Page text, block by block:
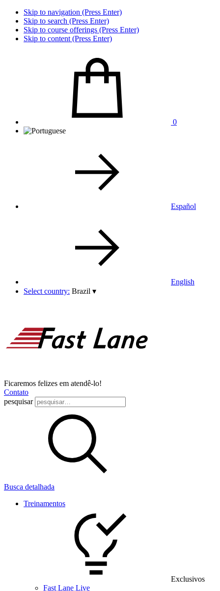
Skip to navigation (Press Enter)
Skip to search (Press Enter)
Skip to course offerings (Press Enter)
Skip to content (Press Enter)
0
Español
English
Select country: Brazil ▾
Ficaremos felizes em atendê-lo!
Contato
pesquisar
Busca detalhada
Treinamentos
Exclusivos
Fast Lane Live